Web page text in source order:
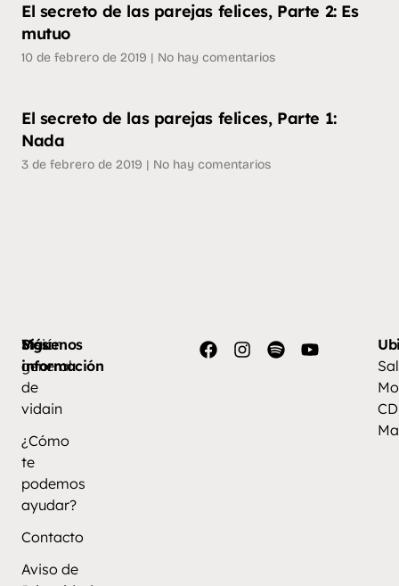
El secreto de las parejas felices, Parte 2: Es
mutuo
10 de febrero de 2019 No hay comentarios
El secreto de las parejas felices, Parte 1:
Nada
3 de febrero de 2019 No hay comentarios
Más
información
Visión
general
de
vidain
¿Cómo
te
podemos
ayudar?
Contacto
Aviso de
Síguenos